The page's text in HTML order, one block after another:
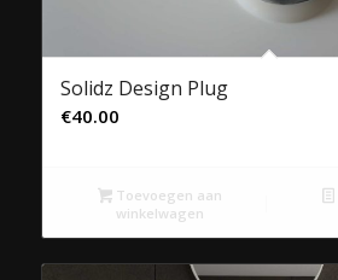
Solidz Design Plug
€40.00
Toevoegen aan
winkelwagen